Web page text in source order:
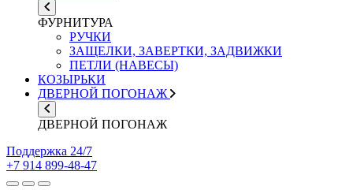
ФУРНИТУРА
РУЧКИ
ЗАЩЕЛКИ, ЗАВЕРТКИ, ЗАДВИЖКИ
ПЕТЛИ (НАВЕСЫ)
КОЗЫРЬКИ
ДВЕРНОЙ ПОГОНАЖ
ДВЕРНОЙ ПОГОНАЖ
Поддержка 24/7
+7 914 899-48-47